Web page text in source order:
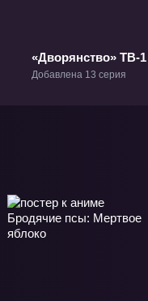
«Дворянство» ТВ-1
Добавлена 13 серия